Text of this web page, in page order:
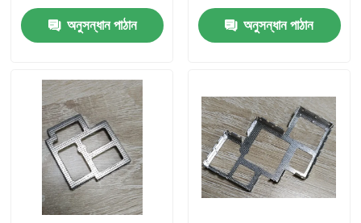
বাড়ি
পণ্য
ভিডিও
আমাদের সম্পর্কে
অনুসন্ধান পাঠান অনুসন্ধান পাঠান